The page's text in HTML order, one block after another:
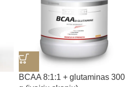
BCAA 8:1:1 + glutaminas 300